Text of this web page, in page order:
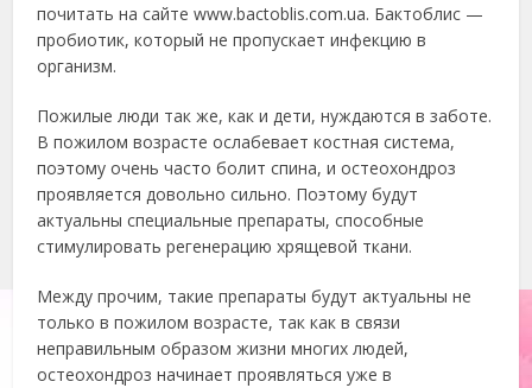
почитать на сайте www.bactoblis.com.ua. Бактоблис —
пробиотик, который не пропускает инфекцию в
организм.
Пожилые люди так же, как и дети, нуждаются в заботе.
В пожилом возрасте ослабевает костная система,
поэтому очень часто болит спина, и остеохондроз
проявляется довольно сильно. Поэтому будут
актуальны специальные препараты, способные
стимулировать регенерацию хрящевой ткани.
Между прочим, такие препараты будут актуальны не
только в пожилом возрасте, так как в связи
неправильным образом жизни многих людей,
остеохондроз начинает проявляться уже в